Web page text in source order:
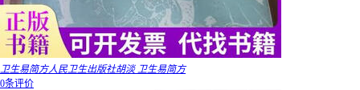
卫生易简方人民卫生出版社胡淡 卫生易简方
0条评价